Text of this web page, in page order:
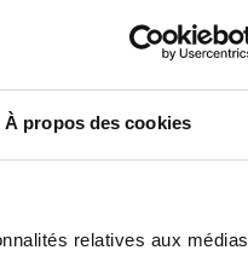
À propos des cookies
relatives aux médias